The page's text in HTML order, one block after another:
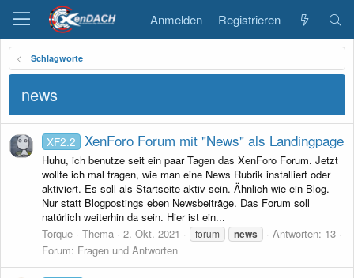
Anmelden Registrieren
Schlagworte
news
XF2.2 XenForo Forum mit "News" als Landingpage
Huhu, ich benutze seit ein paar Tagen das XenForo Forum. Jetzt
wollte ich mal fragen, wie man eine News Rubrik installiert oder
aktiviert. Es soll als Startseite aktiv sein. Ähnlich wie ein Blog.
Nur statt Blogpostings eben Newsbeiträge. Das Forum soll
natürlich weiterhin da sein. Hier ist ein...
Torque
Thema 2. Okt. 2021 forum news
Antworten: 13
Forum: Fragen und Antworten